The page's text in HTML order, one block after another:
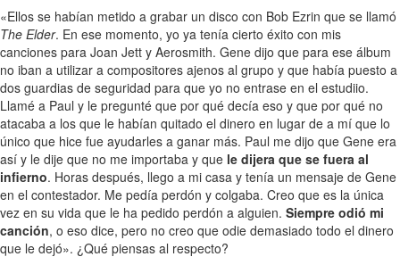
«Ellos se habían metido a grabar un disco con Bob Ezrin que se llamó
The Elder. En ese momento, yo ya tenía cierto éxito con mis
canciones para Joan Jett y Aerosmith. Gene dijo que para ese álbum
no iban a utilizar a compositores ajenos al grupo y que había puesto a
dos guardias de seguridad para que yo no entrase en el estudiio.
Llamé a Paul y le pregunté que por qué decía eso y que por qué no
atacaba a los que le habían quitado el dinero en lugar de a mí que lo
único que hice fue ayudarles a ganar más. Paul me dijo que Gene era
así y le dije que no me importaba y que le dijera que se fuera al
infierno. Horas después, llego a mi casa y tenía un mensaje de Gene
en el contestador. Me pedía perdón y colgaba. Creo que es la única
vez en su vida que le ha pedido perdón a alguien. Siempre odió mi
canción, o eso dice, pero no creo que odie demasiado todo el dinero
que le dejó». ¿Qué piensas al respecto?